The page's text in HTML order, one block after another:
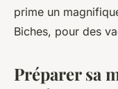
prime un
Biches, pour des
Préparer sa